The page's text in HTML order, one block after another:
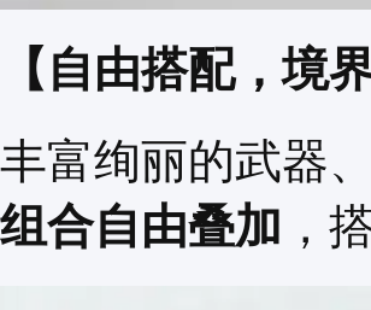
【自由搭配，境
丰富绚丽的武器
组合自由叠加 ，